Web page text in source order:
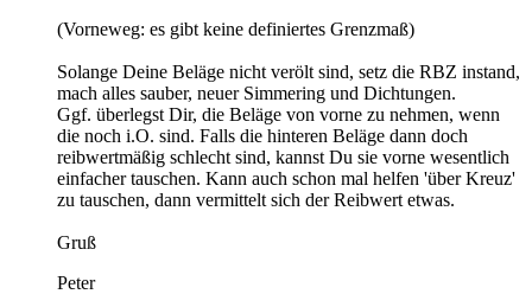
(Vorneweg: es gibt keine definiertes Grenzmaß)
Solange Deine Beläge nicht verölt sind, setz die RBZ instand,
mach alles sauber, neuer Simmering und Dichtungen.
Ggf. überlegst Dir, die Beläge von vorne zu nehmen, wenn
die noch i.O. sind. Falls die hinteren Beläge dann doch
reibwertmäßig schlecht sind, kannst Du sie vorne wesentlich
einfacher tauschen. Kann auch schon mal helfen 'über Kreuz'
zu tauschen, dann vermittelt sich der Reibwert etwas.
Gruß
Peter